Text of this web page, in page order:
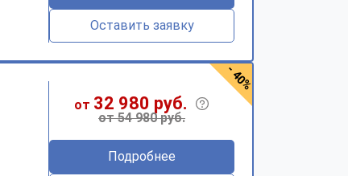
Оставить заявку
от 32 980 руб.
от 54 980 руб.
Подробнее
- 40%